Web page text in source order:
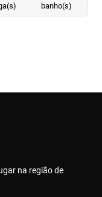
banho(s)
na região de